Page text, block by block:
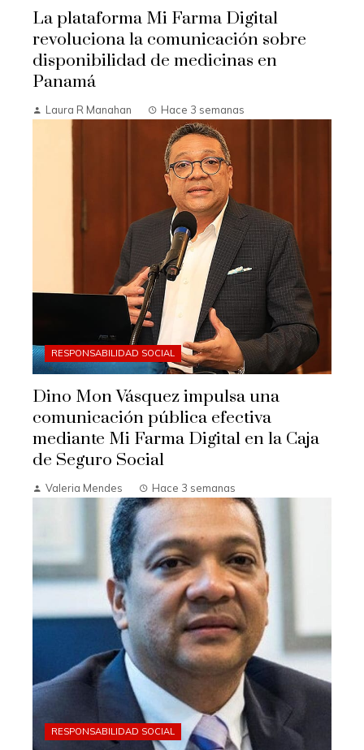
La plataforma Mi Farma Digital
revoluciona la comunicación sobre
disponibilidad de medicinas en
Panamá
Laura R Manahan Hace 3 semanas
RESPONSABILIDAD SOCIAL
Dino Mon Vásquez impulsa una
comunicación pública efectiva
mediante Mi Farma Digital en la Caja
de Seguro Social
Valeria Mendes Hace 3 semanas
RESPONSABILIDAD SOCIAL